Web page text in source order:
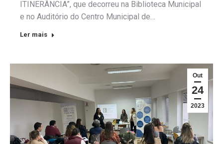
ITINERÂNCIA”, que decorreu na Biblioteca Municipal
e no Auditório do Centro Municipal de…
Ler mais
Out
24
2023